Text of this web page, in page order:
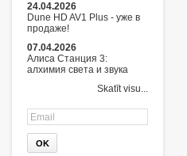
24.04.2026
Dune HD AV1 Plus - уже в
продаже!
07.04.2026
Алиса Станция 3:
алхимия света и звука
Skatīt visu...